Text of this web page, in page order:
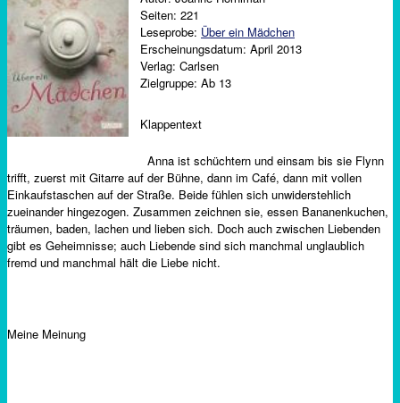
Seiten: 221
Leseprobe: Über ein Mädchen
Erscheinungsdatum: April 2013
Verlag: Carlsen
Zielgruppe: Ab 13
Klappentext
Anna ist schüchtern und einsam bis sie Flynn
trifft, zuerst mit Gitarre auf der Bühne, dann im Café, dann mit vollen
Einkaufstaschen auf der Straße. Beide fühlen sich unwiderstehlich
zueinander hingezogen. Zusammen zeichnen sie, essen Bananenkuchen,
träumen, baden, lachen und lieben sich. Doch auch zwischen Liebenden
gibt es Geheimnisse; auch Liebende sind sich manchmal unglaublich
fremd und manchmal hält die Liebe nicht.
Meine Meinung